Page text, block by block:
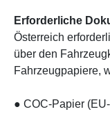
Erforderliche
Österreich
über den
Fahrzeugpapiere,
● COC-Papier (EU-